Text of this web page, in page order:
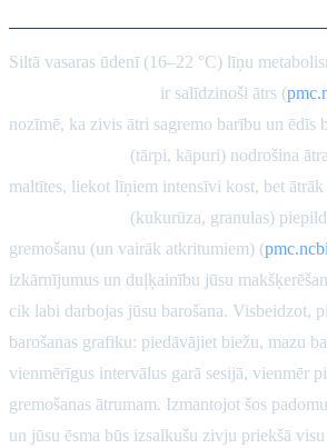
Siltā vasaras ūdenī (16–22 °C) līņu
ir salīdzinoši ātrs (
nozīmē, ka zivis ātri sagremo barību un ēdīs
(tārpi, kāpuri) nodrošina
maltītes, liekot līņiem intensīvi kost, bet ātrāk
(kukurūza, granulas)
gremošanu (un vairāk atkritumiem) (
izkārnījumus un duļķainību jūsu
cik labi darbojas jūsu barošana. Visbeidzot,
barošanas grafiku: piedāvājiet biežu, mazu
vienmērīgus intervālus garā sesijā, vienmēr
gremošanas ātrumam. Izmantojot šos
un jūsu ēsma būs izsalkušu zivju priekšā